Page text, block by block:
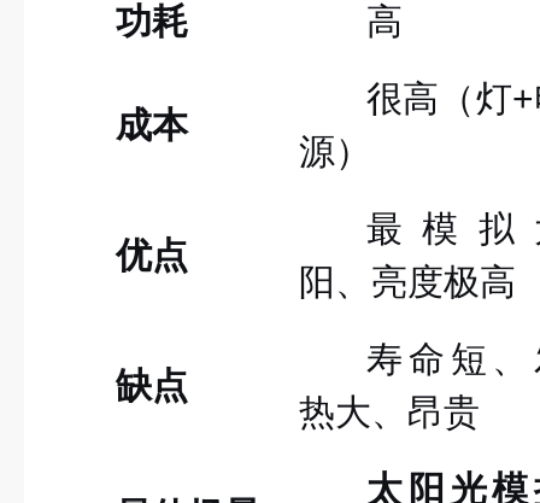
功耗
高
成本
很高（灯
源）
优点
最模拟
阳、亮度极高
缺点
寿命短、
热大、昂贵
太阳光模